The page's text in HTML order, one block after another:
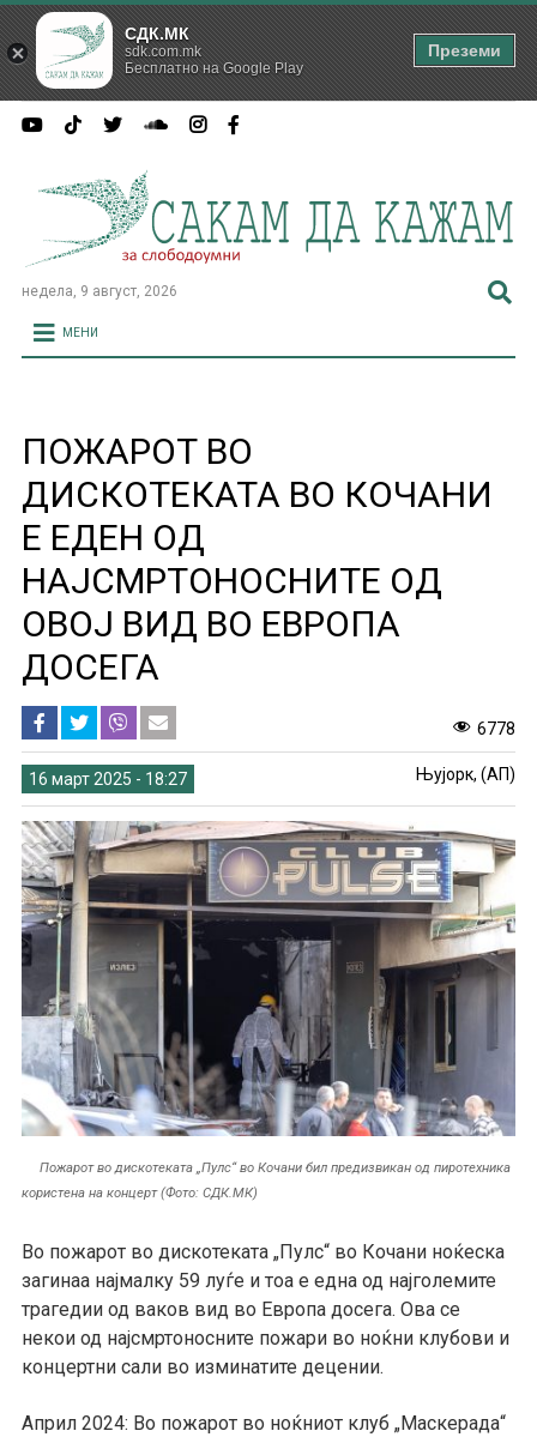
недела, 9 август, 2026
МЕНИ
ПОЖАРОТ ВО
ДИСКОТЕКАТА ВО КОЧАНИ
Е ЕДЕН ОД
НАЈСМРТОНОСНИТЕ ОД
ОВОЈ ВИД ВО ЕВРОПА
ДОСЕГА
6778
16 март 2025 - 18:27 Њујорк, (АП)
Пожарот во дискотеката „Пулс“ во Кочани бил предизвикан од пиротехника
користена на концерт (Фото: СДК.МК)
Во пожарот во дискотеката „Пулс“ во Кочани ноќеска
загинаа најмалку 59 луѓе и тоа е една од најголемите
трагедии од ваков вид во Европа досега. Ова се
некои од најсмртоносните пожари во ноќни клубови и
концертни сали во изминатите децении.
Април 2024: Во пожарот во ноќниот клуб „Маскерада“
СДК.МК
sdk.com.mk
Бесплатно на Google Play
Преземи